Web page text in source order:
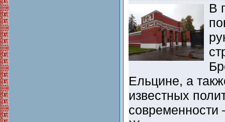
В
Ельцине, а
известных